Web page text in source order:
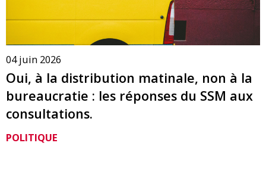
04 juin 2026
Oui, à la distribution matinale, non à la
bureaucratie : les réponses du SSM aux
consultations.
POLITIQUE